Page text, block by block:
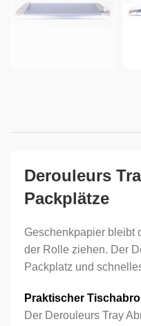
Derouleurs
Packplätze
Geschenkpapier bleibt
der Rolle ziehen. Der
Packplatz und
Praktischer
Der Derouleurs Tray